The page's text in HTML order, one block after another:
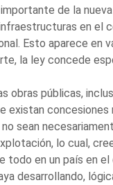
de la
en el
Esto aparece en
la ley concede
obras públicas,
existan concesiones
sean
lo cual,
todo en un país en el
desarrollando,